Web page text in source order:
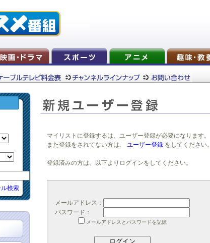
検索
マイリストに登録するは、ユーザー登録が必要になります。
また登録をされてない方は、
ユーザー登録 をしてください。
登録済みの方は、以下よりログインをしてください。
メールアドレス：
パスワード：
メールアドレスとパスワードを記憶